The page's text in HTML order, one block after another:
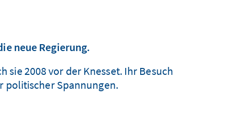
neue Regierung.
sie 2008 vor der Knesset. Ihr Besuch
politischer Spannungen.